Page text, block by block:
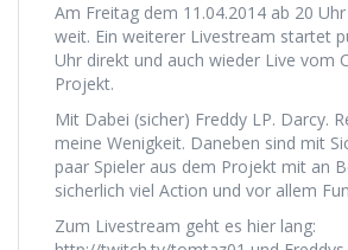
Am Freitag dem 11.04.2014 ab 20
weit. Ein weiterer Livestream startet
Uhr direkt und auch wieder Live vom
Projekt.
Mit Dabei (sicher) Freddy LP. Darcy.
meine Wenigkeit. Daneben sind mit
paar Spieler aus dem Projekt mit an
sicherlich viel Action und vor allem
Zum Livestream geht es hier lang: